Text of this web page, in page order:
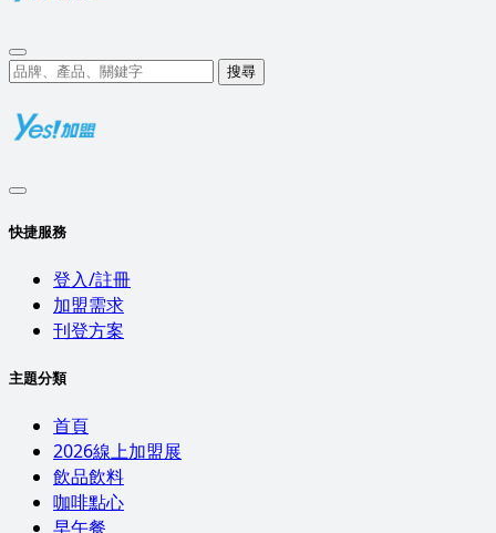
搜尋
快捷服務
登入/註冊
加盟需求
刊登方案
主題分類
首頁
2026線上加盟展
飲品飲料
咖啡點心
早午餐